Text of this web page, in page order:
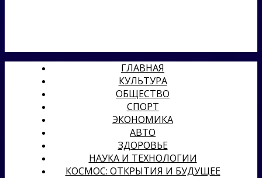
ГЛАВНАЯ
КУЛЬТУРА
ОБЩЕСТВО
СПОРТ
ЭКОНОМИКА
АВТО
ЗДОРОВЬЕ
НАУКА И ТЕХНОЛОГИИ
КОСМОС: ОТКРЫТИЯ И БУДУЩЕЕ